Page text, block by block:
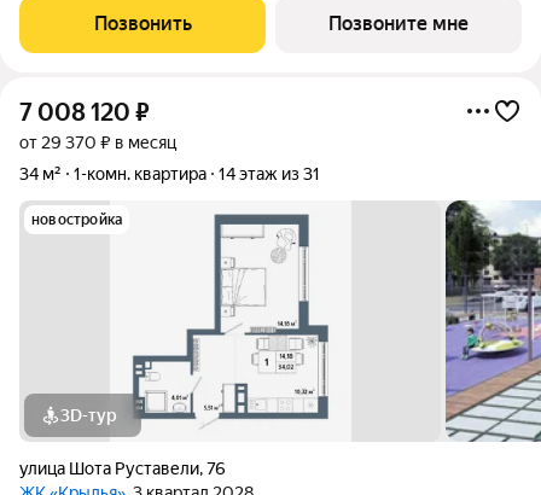
Позвонить Позвоните мне
7 008 120 ₽
от 29 370 ₽ в месяц
34 м²
1-комн. квартира 14 этаж из 31
новостройка
3D-тур
улица Шота Руставели,76